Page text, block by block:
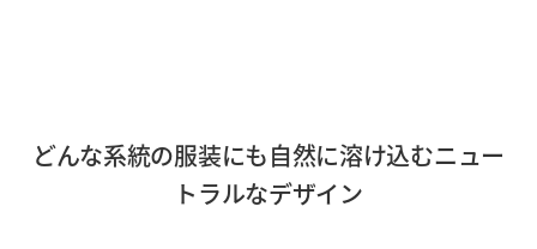
どんな系統の服装にも自然に溶け込むニュー
トラルなデザイン